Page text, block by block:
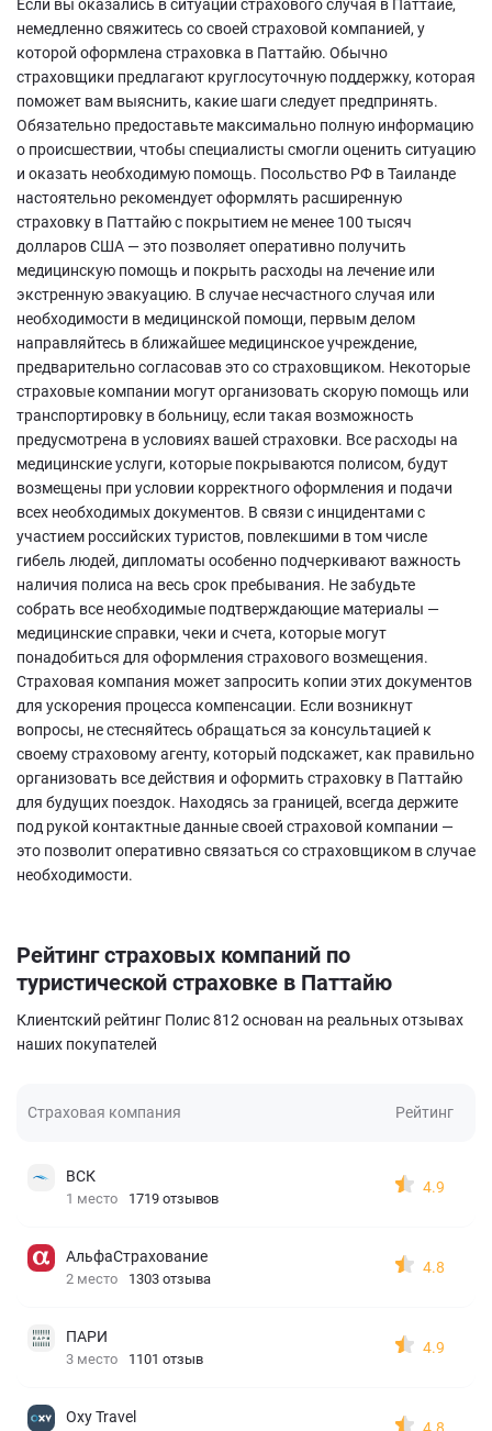
Если вы оказались в ситуации страхового случая в Паттайе,
немедленно свяжитесь со своей страховой компанией, у
которой оформлена страховка в Паттайю. Обычно
страховщики предлагают круглосуточную поддержку, которая
поможет вам выяснить, какие шаги следует предпринять.
Обязательно предоставьте максимально полную информацию
о происшествии, чтобы специалисты смогли оценить ситуацию
и оказать необходимую помощь. Посольство РФ в Таиланде
настоятельно рекомендует оформлять расширенную
страховку в Паттайю с покрытием не менее 100 тысяч
долларов США — это позволяет оперативно получить
медицинскую помощь и покрыть расходы на лечение или
экстренную эвакуацию. В случае несчастного случая или
необходимости в медицинской помощи, первым делом
направляйтесь в ближайшее медицинское учреждение,
предварительно согласовав это со страховщиком. Некоторые
страховые компании могут организовать скорую помощь или
транспортировку в больницу, если такая возможность
предусмотрена в условиях вашей страховки. Все расходы на
медицинские услуги, которые покрываются полисом, будут
возмещены при условии корректного оформления и подачи
всех необходимых документов. В связи с инцидентами с
участием российских туристов, повлекшими в том числе
гибель людей, дипломаты особенно подчеркивают важность
наличия полиса на весь срок пребывания. Не забудьте
собрать все необходимые подтверждающие материалы —
медицинские справки, чеки и счета, которые могут
понадобиться для оформления страхового возмещения.
Страховая компания может запросить копии этих документов
для ускорения процесса компенсации. Если возникнут
вопросы, не стесняйтесь обращаться за консультацией к
своему страховому агенту, который подскажет, как правильно
организовать все действия и оформить страховку в Паттайю
для будущих поездок. Находясь за границей, всегда держите
под рукой контактные данные своей страховой компании —
это позволит оперативно связаться со страховщиком в случае
необходимости.
Рейтинг страховых компаний по
туристической страховке в Паттайю
Клиентский рейтинг Полис 812 основан на реальных отзывах
наших покупателей
Страховая компания Рейтинг
ВСК
1 место 1719 отзывов
4.9
АльфаСтрахование
2 место 1303 отзыва
4.8
ПАРИ
3 место 1101 отзыв
4.9
Oxy Travel